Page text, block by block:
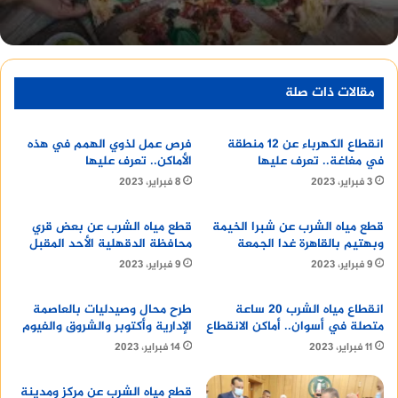
المستقبل
يتوقع بعض الخبراء أن ترتفع أسعار الذهب في
المستقبل، وذلك بسبب عدة عوامل، منها:
استمرار الحرب الروسية الأوكرانية: حيث تؤدي
الحرب إلى ارتفاع أسعار السلع الأساسية، بما في
ذلك الذهب، الذي يعتبر ملاذًا آمنًا للمستثمرين في
ارتفاع التضخم في العالم: حيث يؤدي ارتفاع
التضخم إلى انخفاض قيمة العملات، مما يرفع من
مقالات ذات صلة
انقطاع الكهرباء عن 12 منطقة
في مغاغة.. تعرف عليها
3 فبراير، 2023
فرص عمل لذوي الهمم في هذه
الأماكن.. تعرف عليها
8 فبراير، 2023
قطع مياه الشرب عن شبرا الخيمة
وبهتيم بالقاهرة غدا الجمعة
9 فبراير، 2023
قطع مياه الشرب عن بعض قري
محافظة الدقهلية الأحد المقبل
9 فبراير، 2023
انقطاع مياه الشرب 20 ساعة
متصلة في أسوان.. أماكن الانقطاع
11 فبراير، 2023
طرح محال وصيدليات بالعاصمة
الإدارية وأكتوبر والشروق والفيوم
14 فبراير، 2023
قطع مياه الشرب عن مركز ومدينة